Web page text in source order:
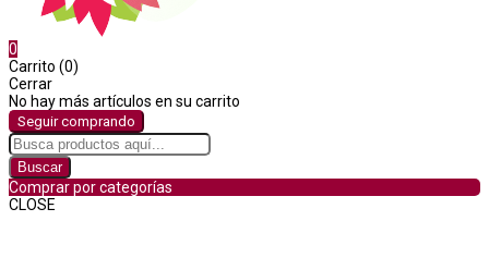
0
Carrito (0)
Cerrar
No hay más artículos en su carrito
Seguir comprando
Buscar
Comprar por categorías
CLOSE